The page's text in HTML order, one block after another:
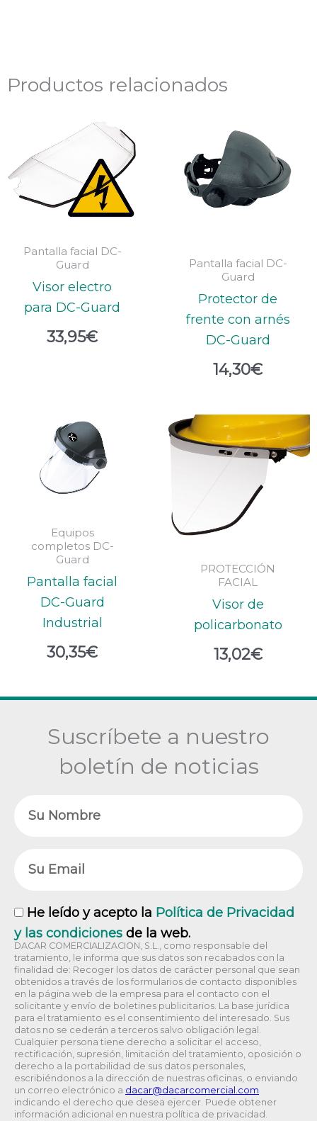
Productos relacionados
Pantalla facial DC-
Guard
Visor electro
para DC-Guard
33,95€
Pantalla facial DC-
Guard
Protector de
frente con arnés
DC-Guard
14,30€
Equipos
completos DC-
Guard
Pantalla facial
DC-Guard
Industrial
30,35€
PROTECCIÓN
FACIAL
Visor de
policarbonato
13,02€
Suscríbete a nuestro
boletín de noticias
RGPD
He leído y acepto la Política de Privacidad
y las condiciones de la web.
DACAR COMERCIALIZACION, S.L., como responsable del
tratamiento, le informa que sus datos son recabados con la
finalidad de: Recoger los datos de carácter personal que sean
obtenidos a través de los formularios de contacto disponibles
en la página web de la empresa para el contacto con el
solicitante y envío de boletines publicitarios. La base jurídica
para el tratamiento es el consentimiento del interesado. Sus
datos no se cederán a terceros salvo obligación legal.
Cualquier persona tiene derecho a solicitar el acceso,
rectificación, supresión, limitación del tratamiento, oposición o
derecho a la portabilidad de sus datos personales,
escribiéndonos a la dirección de nuestras oficinas, o enviando
un correo electrónico a
moc.laicremocracad
@racad
indicando el derecho que desea ejercer. Puede obtener
información adicional en nuestra política de privacidad.